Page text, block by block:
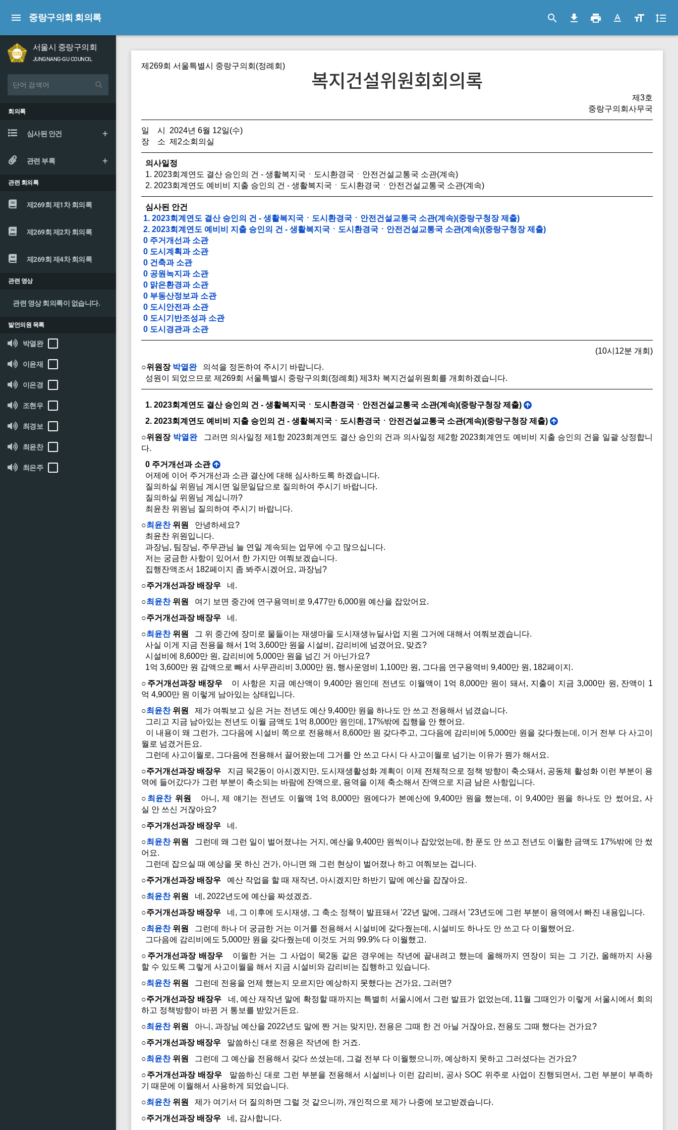
중랑구의회 회의록 search file_download print text_format format_size format_line_spacing
서울시 중랑구의회
JUNGNANG-GU COUNCIL
회의록
심사된 안건
관련 부록
관련 회의록
제269회 제1차 회의록
제269회 제2차 회의록
제269회 제4차 회의록
관련 영상
관련 영상 회의록이 없습니다.
발언의원 목록
박열완
이윤재
이은경
조현우
최경보
최윤찬
최은주
제269회 서울특별시 중랑구의회(정례회)
복지건설위원회회의록
제3호
중랑구의회사무국
일 시 2024년 6월 12일(수)
장 소 제2소회의실
의사일정
1. 2023회계연도 결산 승인의 건 - 생활복지국ㆍ도시환경국ㆍ안전건설교통국 소관(계속)
2. 2023회계연도 예비비 지출 승인의 건 - 생활복지국ㆍ도시환경국ㆍ안전건설교통국 소관(계속)
심사된 안건
1. 2023회계연도 결산 승인의 건 - 생활복지국ㆍ도시환경국ㆍ안전건설교통국 소관(계속)(중랑구청장 제출)
2. 2023회계연도 예비비 지출 승인의 건 - 생활복지국ㆍ도시환경국ㆍ안전건설교통국 소관(계속)(중랑구청장 제출)
0 주거개선과 소관
0 도시계획과 소관
0 건축과 소관
0 공원녹지과 소관
0 맑은환경과 소관
0 부동산정보과 소관
0 도시안전과 소관
0 도시기반조성과 소관
0 도시경관과 소관
(10시12분 개회)
○위원장 박열완의석을 정돈하여 주시기 바랍니다.
성원이 되었으므로 제269회 서울특별시 중랑구의회(정례회) 제3차 복지건설위원회를 개회하겠습니다.
1. 2023회계연도 결산 승인의 건 - 생활복지국ㆍ도시환경국ㆍ안전건설교통국 소관(계속)(중랑구청장 제출)
2. 2023회계연도 예비비 지출 승인의 건 - 생활복지국ㆍ도시환경국ㆍ안전건설교통국 소관(계속)(중랑구청장 제출)
○위원장 박열완그러면 의사일정 제1항 2023회계연도 결산 승인의 건과 의사일정 제2항 2023회계연도 예비비 지출 승인의 건을 일괄 상정합니
다.
0 주거개선과 소관
어제에 이어 주거개선과 소관 결산에 대해 심사하도록 하겠습니다.
질의하실 위원님 계시면 일문일답으로 질의하여 주시기 바랍니다.
질의하실 위원님 계십니까?
최윤찬 위원님 질의하여 주시기 바랍니다.
○최윤찬위원
안녕하세요?
최윤찬 위원입니다.
과장님, 팀장님, 주무관님 늘 연일 계속되는 업무에 수고 많으십니다.
저는 궁금한 사항이 있어서 한 가지만 여쭤보겠습니다.
집행잔액조서 182페이지 좀 봐주시겠어요, 과장님?
○주거개선과장 배장우 네.
○최윤찬위원
여기 보면 중간에 연구용역비로 9,477만 6,000원 예산을 잡았어요.
○주거개선과장 배장우 네.
○최윤찬위원
그 위 중간에 장미로 물들이는 재생마을 도시재생뉴딜사업 지원 그거에 대해서 여쭤보겠습니다.
사실 이게 지금 전용을 해서 1억 3,600만 원을 시설비, 감리비에 넘겼어요, 맞죠?
시설비에 8,600만 원, 감리비에 5,000만 원을 넘긴 거 아닌가요?
1억 3,600만 원 감액으로 빼서 사무관리비 3,000만 원, 행사운영비 1,100만 원, 그다음 연구용역비 9,400만 원, 182페이지.
○주거개선과장 배장우 이 사항은 지금 예산액이 9,400만 원인데 전년도 이월액이 1억 8,000만 원이 돼서, 지출이 지금 3,000만 원, 잔액이 1
억 4,900만 원 이렇게 남아있는 상태입니다.
○최윤찬위원
제가 여쭤보고 싶은 거는 전년도 예산 9,400만 원을 하나도 안 쓰고 전용해서 넘겼습니다.
그리고 지금 남아있는 전년도 이월 금액도 1억 8,000만 원인데, 17%밖에 집행을 안 했어요.
이 내용이 왜 그런가, 그다음에 시설비 쪽으로 전용해서 8,600만 원 갖다주고, 그다음에 감리비에 5,000만 원을 갖다줬는데, 이거 전부 다 사고이
월로 넘겼거든요.
그런데 사고이월로, 그다음에 전용해서 끌어왔는데 그거를 안 쓰고 다시 다 사고이월로 넘기는 이유가 뭔가 해서요.
○주거개선과장 배장우 지금 묵2동이 아시겠지만, 도시재생활성화 계획이 이제 전체적으로 정책 방향이 축소돼서, 공동체 활성화 이런 부분이 용
역에 들어갔다가 그런 부분이 축소되는 바람에 잔액으로, 용역을 이제 축소해서 잔액으로 지금 남은 사항입니다.
○ 최윤찬위원
아니, 제 얘기는 전년도 이월액 1억 8,000만 원에다가 본예산에 9,400만 원을 했는데, 이 9,400만 원을 하나도 안 썼어요, 사
실 안 쓰신 거잖아요?
○주거개선과장 배장우 네.
○최윤찬위원
그런데 왜 그런 일이 벌어졌냐는 거지, 예산을 9,400만 원씩이나 잡았었는데, 한 푼도 안 쓰고 전년도 이월한 금액도 17%밖에 안 썼
어요.
그런데 잡으실 때 예상을 못 하신 건가, 아니면 왜 그런 현상이 벌어졌나 하고 여쭤보는 겁니다.
○주거개선과장 배장우 예산 작업을 할 때 재작년, 아시겠지만 하반기 말에 예산을 잡잖아요.
○최윤찬위원
네, 2022년도에 예산을 짜셨겠죠.
○주거개선과장 배장우 네, 그 이후에 도시재생, 그 축소 정책이 발표돼서 ’22년 말에, 그래서 ’23년도에 그런 부분이 용역에서 빠진 내용입니다.
○최윤찬위원
그런데 하나 더 궁금한 거는 이거를 전용해서 시설비에 갖다줬는데, 시설비도 하나도 안 쓰고 다 이월했어요.
그다음에 감리비에도 5,000만 원을 갖다줬는데 이것도 거의 99.9% 다 이월했고.
○주거개선과장 배장우 이월한 거는 그 사업이 묵2동 같은 경우에는 작년에 끝내려고 했는데 올해까지 연장이 되는 그 기간, 올해까지 사용
할 수 있도록 그렇게 사고이월을 해서 지금 시설비와 감리비는 집행하고 있습니다.
○최윤찬위원
그런데 전용을 언제 했는지 모르지만 예상하지 못했다는 건가요, 그러면?
○주거개선과장 배장우네, 예산 재작년 말에 확정할 때까지는 특별히 서울시에서 그런 발표가 없었는데, 11월 그때인가 이렇게 서울시에서 회의
하고 정책방향이 바뀐 거 통보를 받았거든요.
○최윤찬위원
아니, 과장님 예산을 2022년도 말에 짠 거는 맞지만, 전용은 그때 한 건 아닐 거잖아요, 전용도 그때 했다는 건가요?
○주거개선과장 배장우 말씀하신 대로 전용은 작년에 한 거죠.
○최윤찬위원
그런데 그 예산을 전용해서 갖다 쓰셨는데, 그걸 전부 다 이월했으니까, 예상하지 못하고 그러셨다는 건가요?
○주거개선과장 배장우 말씀하신 대로 그런 부분을 전용해서 시설비나 이런 감리비, 공사 SOC 위주로 사업이 진행되면서, 그런 부분이 부족하
기 때문에 이월해서 사용하게 되었습니다.
○최윤찬위원
제가 여기서 더 질의하면 그럴 것 같으니까, 개인적으로 제가 나중에 보고받겠습니다.
○주거개선과장 배장우 네, 감사합니다.